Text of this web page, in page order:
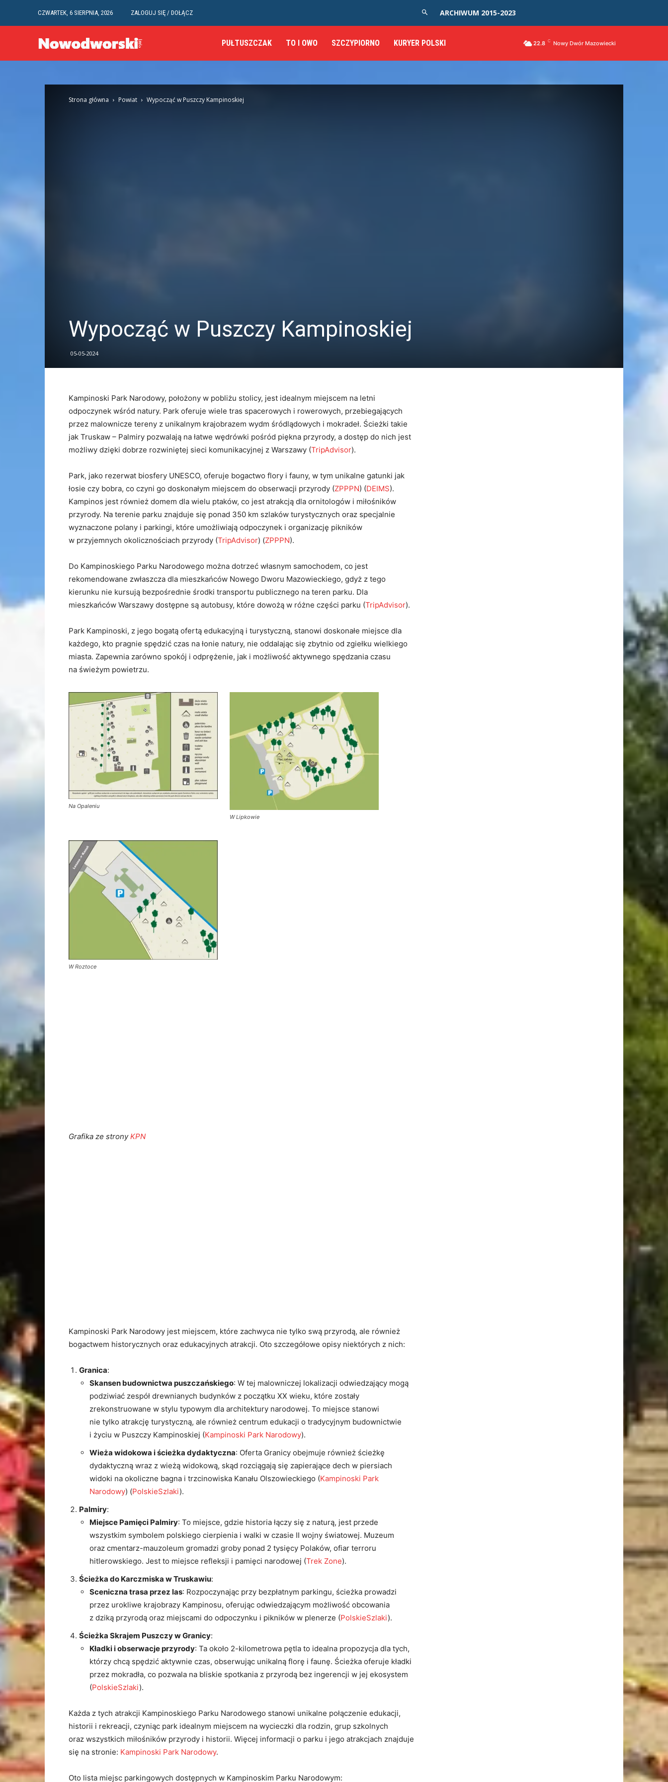
CZWARTEK, 6 SIERPNIA, 2026 ZALOGUJ SIĘ / DOŁĄCZ ARCHIWUM 2015-2023
PUŁTUSZCZAK TO I OWO SZCZYPIORNO KURYER POLSKI 22.8 C Nowy Dwór Mazowiecki
Strona główna Powiat Wypocząć w Puszczy Kampinoskiej
Wypocząć w Puszczy Kampinoskiej
05-05-2024
Kampinoski Park Narodowy, położony w pobliżu stolicy, jest idealnym miejscem na letni
odpoczynek wśród natury. Park oferuje wiele tras spacerowych i rowerowych, przebiegających
przez malownicze tereny z unikalnym krajobrazem wydm śródlądowych i mokradeł. Ścieżki takie
jak Truskaw – Palmiry pozwalają na łatwe wędrówki pośród piękna przyrody, a dostęp do nich jest
możliwy dzięki dobrze rozwiniętej sieci komunikacyjnej z Warszawy​ (TripAdvisor)​.
Park, jako rezerwat biosfery UNESCO, oferuje bogactwo flory i fauny, w tym unikalne gatunki jak
łosie czy bobra, co czyni go doskonałym miejscem do obserwacji przyrody​ (ZPPPN) (DEIMS)​.
Kampinos jest również domem dla wielu ptaków, co jest atrakcją dla ornitologów i miłośników
przyrody. Na terenie parku znajduje się ponad 350 km szlaków turystycznych oraz specjalnie
wyznaczone polany i parkingi, które umożliwiają odpoczynek i organizację pikników
w przyjemnych okolicznościach przyrody​ (TripAdvisor) (ZPPPN)​.
Do Kampinoskiego Parku Narodowego można dotrzeć własnym samochodem, co jest
rekomendowane zwłaszcza dla mieszkańców Nowego Dworu Mazowieckiego, gdyż z tego
kierunku nie kursują bezpośrednie środki transportu publicznego na teren parku. Dla
mieszkańców Warszawy dostępne są autobusy, które dowożą w różne części parku​ (TripAdvisor)​.
Park Kampinoski, z jego bogatą ofertą edukacyjną i turystyczną, stanowi doskonałe miejsce dla
każdego, kto pragnie spędzić czas na łonie natury, nie oddalając się zbytnio od zgiełku wielkiego
miasta. Zapewnia zarówno spokój i odprężenie, jak i możliwość aktywnego spędzania czasu
na świeżym powietrzu.
Na Opaleniu
W Lipkowie
W Roztoce
Grafika ze stronyKPN
Kampinoski Park Narodowy jest miejscem, które zachwyca nie tylko swą przyrodą, ale również
bogactwem historycznych oraz edukacyjnych atrakcji. Oto szczegółowe opisy niektórych z nich:
Granica:
Skansen budownictwa puszczańskiego: W tej malowniczej lokalizacji odwiedzający mogą
podziwiać zespół drewnianych budynków z początku XX wieku, które zostały
zrekonstruowane w stylu typowym dla architektury narodowej. To miejsce stanowi
nie tylko atrakcję turystyczną, ale również centrum edukacji o tradycyjnym budownictwie
i życiu w Puszczy Kampinoskiej​ (Kampinoski Park Narodowy)​.
Wieża widokowa i ścieżka dydaktyczna: Oferta Granicy obejmuje również ścieżkę
dydaktyczną wraz z wieżą widokową, skąd rozciągają się zapierające dech w piersiach
widoki na okoliczne bagna i trzcinowiska Kanału Olszowieckiego​ (Kampinoski Park
Narodowy) (PolskieSzlaki)​.
Palmiry:
Miejsce Pamięci Palmiry: To miejsce, gdzie historia łączy się z naturą, jest przede
wszystkim symbolem polskiego cierpienia i walki w czasie II wojny światowej. Muzeum
oraz cmentarz-mauzoleum gromadzi groby ponad 2 tysięcy Polaków, ofiar terroru
hitlerowskiego. Jest to miejsce refleksji i pamięci narodowej​ (Trek Zone)​.
Ścieżka do Karczmiska w Truskawiu:
Sceniczna trasa przez las: Rozpoczynając przy bezpłatnym parkingu, ścieżka prowadzi
przez urokliwe krajobrazy Kampinosu, oferując odwiedzającym możliwość obcowania
z dziką przyrodą oraz miejscami do odpoczynku i pikników w plenerze​ (PolskieSzlaki)​.
Ścieżka Skrajem Puszczy w Granicy:
Kładki i obserwacje przyrody: Ta około 2-kilometrowa pętla to idealna propozycja dla tych,
którzy chcą spędzić aktywnie czas, obserwując unikalną florę i faunę. Ścieżka oferuje kładki
przez mokradła, co pozwala na bliskie spotkania z przyrodą bez ingerencji w jej ekosystem​
(PolskieSzlaki)​.
Każda z tych atrakcji Kampinoskiego Parku Narodowego stanowi unikalne połączenie edukacji,
historii i rekreacji, czyniąc park idealnym miejscem na wycieczki dla rodzin, grup szkolnych
oraz wszystkich miłośników przyrody i historii. Więcej informacji o parku i jego atrakcjach znajduje
się na stronie: Kampinoski Park Narodowy.
Oto lista miejsc parkingowych dostępnych w Kampinoskim Parku Narodowym: